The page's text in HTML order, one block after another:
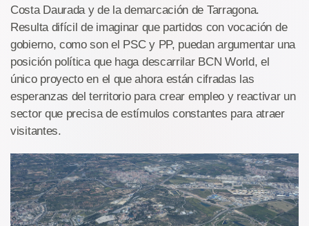
Costa Daurada y de la demarcación de Tarragona.
Resulta difícil de imaginar que partidos con vocación de
gobierno, como son el PSC y PP, puedan argumentar una
posición política que haga descarrilar BCN World, el
único proyecto en el que ahora están cifradas las
esperanzas del territorio para crear empleo y reactivar un
sector que precisa de estímulos constantes para atraer
visitantes.